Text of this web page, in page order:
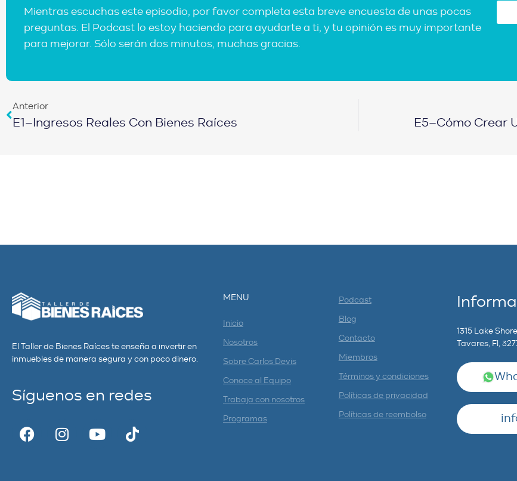
Mientras escuchas este episodio, por favor completa esta breve encuesta de unas pocas
preguntas. El Podcast lo estoy haciendo para ayudarte a ti, y tu opinión es muy importante
para mejorar. Sólo serán dos minutos, muchas gracias.
Anterior
E1–Ingresos Reales Con Bienes Raíces E5–Cómo Crear
El Taller de Bienes Raíces te enseña a invertir en
inmuebles de manera segura y con poco dinero.
Síguenos en redes
MENU
Inicio
Nosotros
Sobre Carlos Devis
Conoce al Equipo
Trabaja con nosotros
Programas
Podcast
Blog
Contacto
Miembros
Términos y condiciones
Políticas de privacidad
Políticas de reembolso
1315 Lake
Tavares, Fl,